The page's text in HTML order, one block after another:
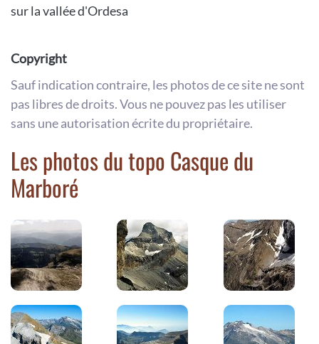
sur la vallée d'Ordesa
Copyright
Sauf indication contraire, les photos de ce site ne sont
pas libres de droits. Vous ne pouvez pas les utiliser
sans une autorisation écrite du propriétaire.
Les photos du topo Casque du
Marboré